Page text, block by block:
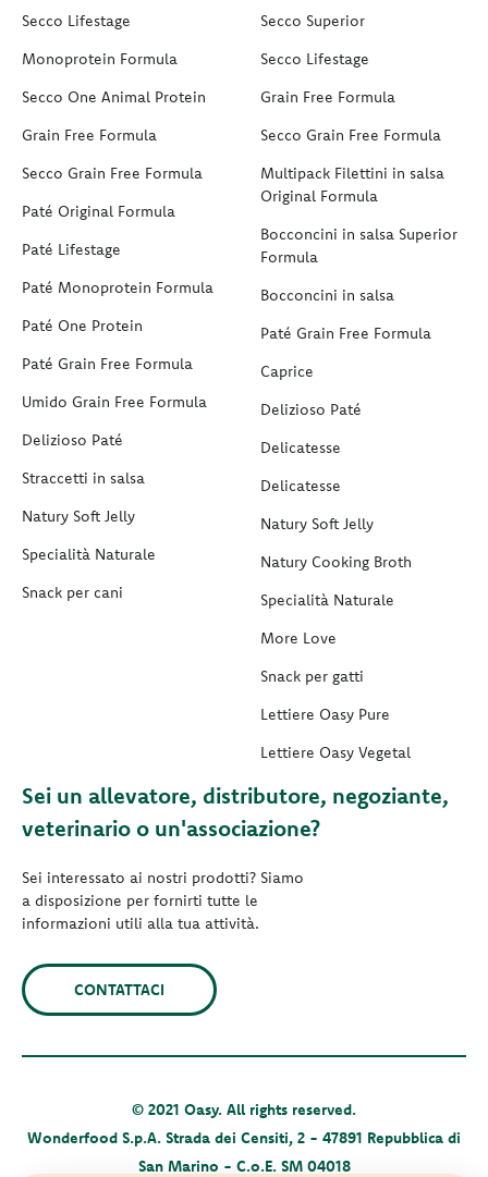
Secco Lifestage
Monoprotein Formula
Secco One Animal Protein
Grain Free Formula
Secco Grain Free Formula
Paté Original Formula
Paté Lifestage
Paté Monoprotein Formula
Paté One Protein
Paté Grain Free Formula
Umido Grain Free Formula
Delizioso Paté
Straccetti in salsa
Natury Soft Jelly
Specialità Naturale
Snack per cani
Secco Superior
Secco Lifestage
Grain Free Formula
Secco Grain Free Formula
Multipack Filettini in salsa
Original Formula
Bocconcini in salsa Superior
Formula
Bocconcini in salsa
Paté Grain Free Formula
Caprice
Delizioso Paté
Delicatesse
Delicatesse
Natury Soft Jelly
Natury Cooking Broth
Specialità Naturale
More Love
Snack per gatti
Lettiere Oasy Pure
Lettiere Oasy Vegetal
Sei un allevatore, distributore, negoziante,
veterinario o un'associazione?
Sei interessato ai nostri prodotti? Siamo
a disposizione per fornirti tutte le
informazioni utili alla tua attività.
CONTATTACI
© 2021 Oasy. All rights reserved.
Wonderfood S.p.A. Strada dei Censiti, 2 - 47891 Repubblica di
San Marino - C.o.E. SM 04018